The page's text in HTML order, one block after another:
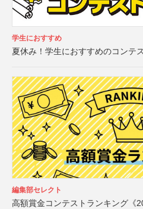
学生におすすめ
夏休み！学生におすすめのコンテ
編集部セレクト
高額賞金コンテストランキング《